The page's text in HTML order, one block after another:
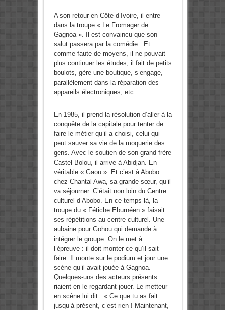
A son retour en Côte-d’Ivoire, il entre
dans la troupe « Le Fromager de
Gagnoa ». Il est convaincu que son
salut passera par la comédie. Et
comme faute de moyens, il ne pouvait
plus continuer les études, il fait de petits
boulots, gère une boutique, s’engage,
parallèlement dans la réparation des
appareils électroniques, etc.
En 1985, il prend la résolution d’aller à la
conquête de la capitale pour tenter de
faire le métier qu’il a choisi, celui qui
peut sauver sa vie de la moquerie des
gens. Avec le soutien de son grand frère
Castel Bolou, il arrive à Abidjan. En
véritable « Gaou ». Et c’est à Abobo
chez Chantal Awa, sa grande sœur, qu’il
va séjourner. C’était non loin du Centre
culturel d’Abobo. En ce temps-là, la
troupe du « Fétiche Eburnéen » faisait
ses répétitions au centre culturel. Une
aubaine pour Gohou qui demande à
intégrer le groupe. On le met à
l’épreuve : il doit monter ce qu’il sait
faire. Il monte sur le podium et jour une
scène qu’il avait jouée à Gagnoa.
Quelques-uns des acteurs présents
riaient en le regardant jouer. Le metteur
en scène lui dit : « Ce que tu as fait
jusqu’à présent, c’est rien ! Maintenant,